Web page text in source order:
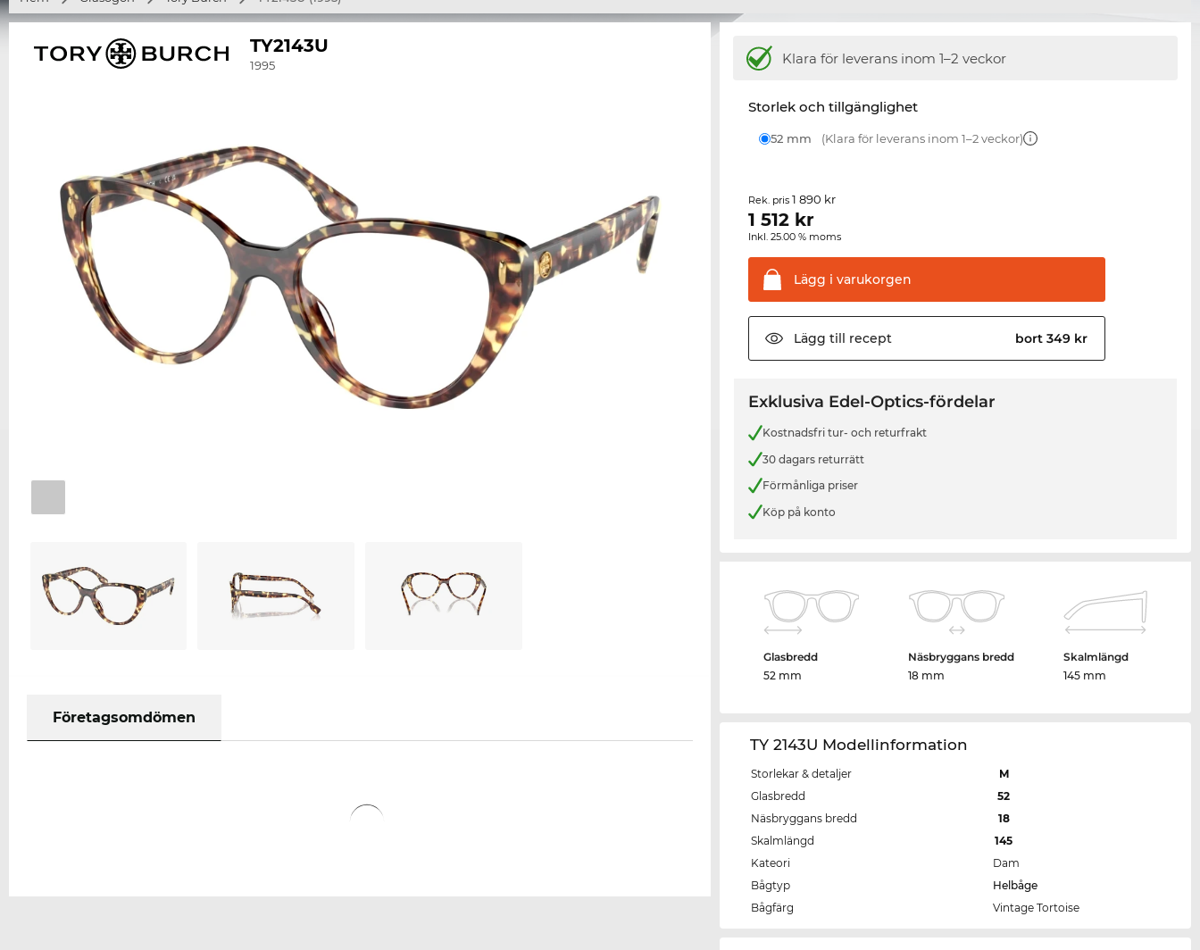
TY2143U
1995
Företagsomdömen
Klara för leverans inom 1–2 veckor
Storlek och tillgänglighet
52 mm (Klara för leverans inom 1–2 veckor)
Rek. pris1 890 kr
1 512 kr
Inkl. 25.00 % moms
Lägg i varukorgen
Lägg till recept bort 349 kr
Exklusiva Edel-Optics-fördelar
Kostnadsfri tur- och returfrakt
30 dagars returrätt
Förmånliga priser
Köp på konto
Glasbredd
52 mm
Näsbryggans bredd
18 mm
Skalmlängd
145 mm
TY 2143U Modellinformation
Storlekar & detaljer
M
Glasbredd
52
Näsbryggans bredd
18
Skalmlängd
145
Kateori
Dam
Bågtyp
Helbåge
Bågfärg
Vintage Tortoise